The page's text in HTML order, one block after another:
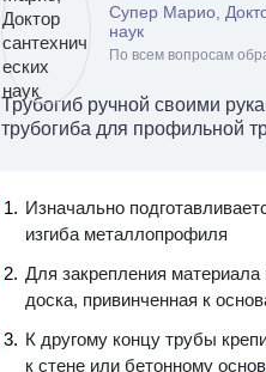
Супер Марио,
наук
По всем вопросам
Трубогиб ручной своими
трубогиба для профильной
Изначально
изгиба металлопрофиля
Для закрепления материала
доска, привинченная к
К другому концу трубы
к стене или бетонному